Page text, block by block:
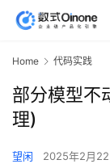
Home 代码实践
部分模型不
理)
望闲 2025年2月